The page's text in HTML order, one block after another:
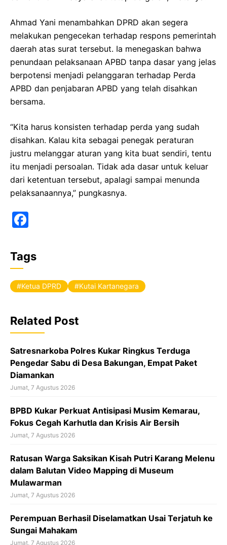
Ahmad Yani menambahkan DPRD akan segera
melakukan pengecekan terhadap respons pemerintah
daerah atas surat tersebut. Ia menegaskan bahwa
penundaan pelaksanaan APBD tanpa dasar yang jelas
berpotensi menjadi pelanggaran terhadap Perda
APBD dan penjabaran APBD yang telah disahkan
bersama.
“Kita harus konsisten terhadap perda yang sudah
disahkan. Kalau kita sebagai penegak peraturan
justru melanggar aturan yang kita buat sendiri, tentu
itu menjadi persoalan. Tidak ada dasar untuk keluar
dari ketentuan tersebut, apalagi sampai menunda
pelaksanaannya,” pungkasnya.
c
e
b
o
k
Tags
Ketua DPRD Kutai Kartanegara
Related Post
Satresnarkoba Polres Kukar Ringkus Terduga
Pengedar Sabu di Desa Bakungan, Empat Paket
Diamankan
Jumat, 7 Agustus 2026
BPBD Kukar Perkuat Antisipasi Musim Kemarau,
Fokus Cegah Karhutla dan Krisis Air Bersih
Jumat, 7 Agustus 2026
Ratusan Warga Saksikan Kisah Putri Karang Melenu
dalam Balutan Video Mapping di Museum
Mulawarman
Jumat, 7 Agustus 2026
Perempuan Berhasil Diselamatkan Usai Terjatuh ke
Sungai Mahakam
Jumat, 7 Agustus 2026